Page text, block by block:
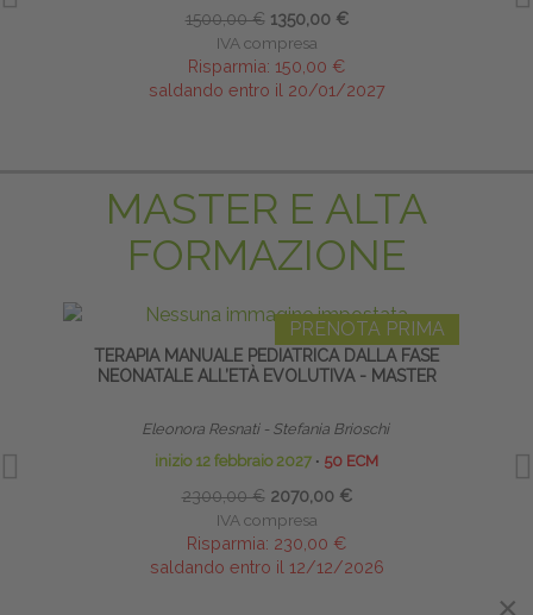
1500,00 € 1350,00 €
IVA compresa
Risparmia: 150,00 €
saldando entro il 20/01/2027
MASTER E ALTA
FORMAZIONE
PRENOTA PRIMA
TERAPIA MANUALE PEDIATRICA DALLA FASE
NEONATALE ALL’ETÀ EVOLUTIVA - MASTER
Eleonora Resnati - Stefania Brioschi
inizio 12 febbraio 2027 ∙ 50 ECM
2300,00 € 2070,00 €
IVA compresa
Risparmia: 230,00 €
saldando entro il 12/12/2026